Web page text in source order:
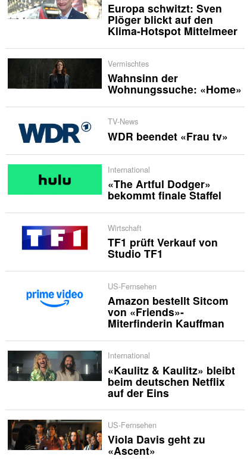
Europa schwitzt: Sven
Plöger blickt auf den
Klima-Hotspot Mittelmeer
Vermischtes
Wahnsinn der
Wohnungssuche: «Home»
TV-News
WDR beendet «Frau tv»
International
«The Artful Dodger»
bekommt finale Staffel
Wirtschaft
TF1 prüft Verkauf von
Studio TF1
US-Fernsehen
Amazon bestellt Sitcom
von «Friends»-
Miterfinderin Kauffman
International
«Kaulitz & Kaulitz» bleibt
beim deutschen Netflix
auf der Eins
US-Fernsehen
Viola Davis geht zu
«Ascent»